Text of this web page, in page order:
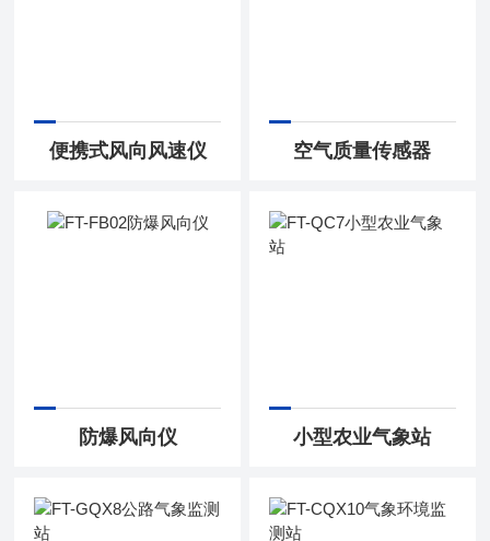
便携式风向风速仪 空气质量传感器
防爆风向仪 小型农业气象站